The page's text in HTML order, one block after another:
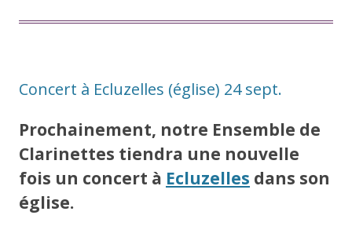
Concert à Ecluzelles (église) 24 sept.
Prochainement, notre Ensemble de
Clarinettes tiendra une nouvelle
fois un concert à Ecluzelles dans son
église.